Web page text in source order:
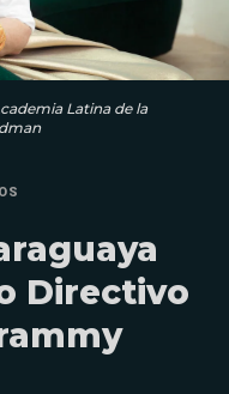
Latina de la
Directivo